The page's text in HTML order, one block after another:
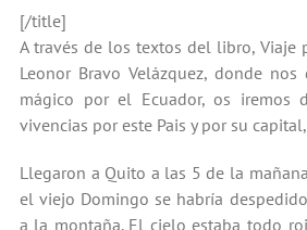
[/title]
A través de los textos del libro, Viaje
Leonor Bravo Velázquez, donde
mágico por el Ecuador, os iremos
vivencias por este Pais y por su
Llegaron a Quito a las 5 de la
el viejo Domingo se habría
a la montaña. El cielo estaba todo